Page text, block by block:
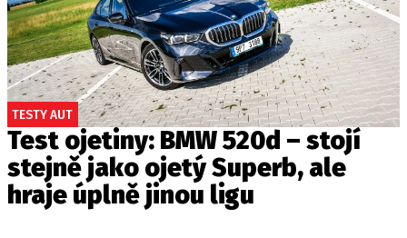
TESTY AUT
Test ojetiny: BMW 520d – stojí
stejně jako ojetý Superb, ale
hraje úplně jinou ligu